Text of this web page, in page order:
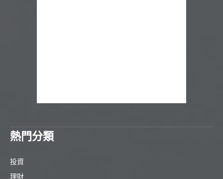
熱門分類
投資
理財